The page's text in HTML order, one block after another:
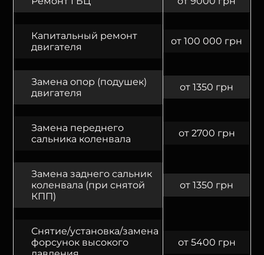
Капитальный ремонт
двигателя
от 100 000 грн
Замена опор (подушек)
двигателя
от 1350 грн
Замена переднего
сальника коленвала
от 2700 грн
Замена заднего сальник
коленвала (при снятой
КПП)
от 1350 грн
Снятие/установка/замена
форсунок высокого
от 5400 грн